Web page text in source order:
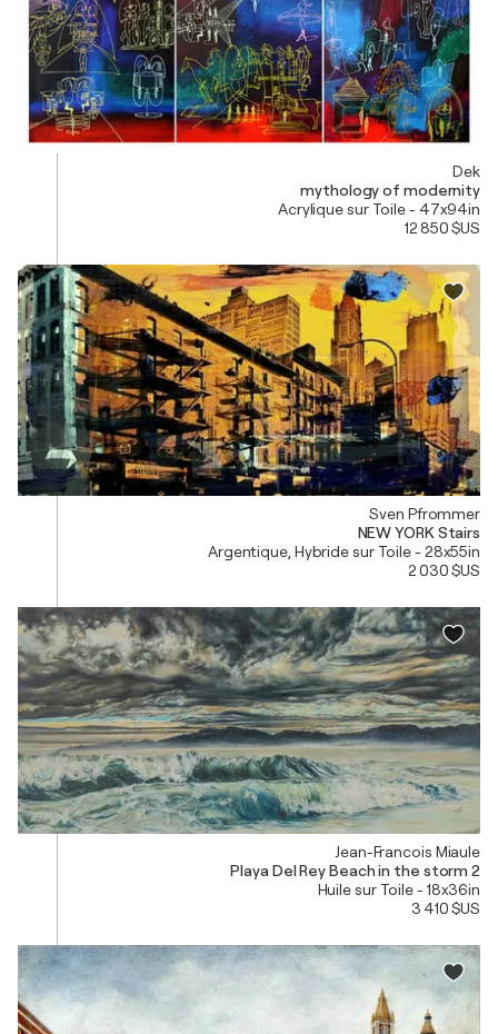
Dek
mythology of modernity
Acrylique sur Toile - 47x94in
12 850 $US
Sven Pfrommer
NEW YORK Stairs
Argentique, Hybride sur Toile - 28x55in
2 030 $US
Jean-Francois Miaule
Playa Del Rey Beach in the storm 2
Huile sur Toile - 18x36in
3 410 $US